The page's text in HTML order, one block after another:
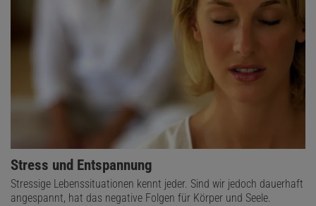
Stress und Entspannung
Stressige Lebenssituationen kennt jeder. Sind wir jedoch dauerhaft
angespannt, hat das negative Folgen für Körper und Seele.